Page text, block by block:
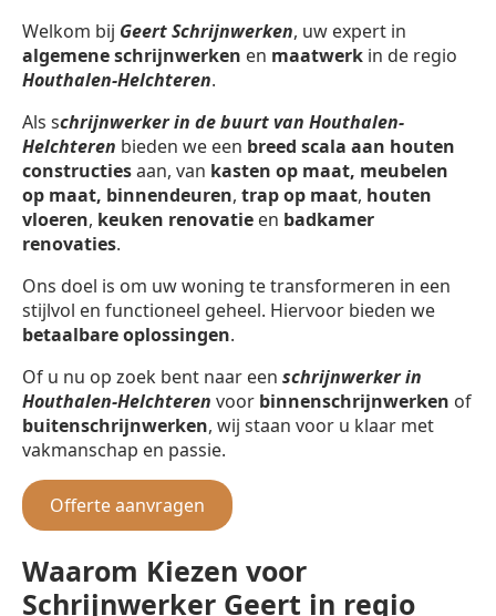
Welkom bij Geert Schrijnwerken, uw expert in
algemene schrijnwerken en maatwerk in de regio
Houthalen-Helchteren.
Als schrijnwerker in de buurt van Houthalen-
Helchteren bieden we een breed scala aan houten
constructiesaan, van kasten op maat, meubelen
op maat, binnendeuren, trap op maat, houten
vloeren, keuken renovatie en badkamer
renovaties.
Ons doel is om uw woning te transformeren in een
stijlvol en functioneel geheel. Hiervoor bieden we
betaalbare oplossingen.
Of u nu op zoek bent naar een schrijnwerker in
Houthalen-Helchteren voor binnenschrijnwerken of
buitenschrijnwerken, wij staan voor u klaar met
vakmanschap en passie.
Offerte aanvragen
Waarom Kiezen voor
Schrijnwerker Geert in regio